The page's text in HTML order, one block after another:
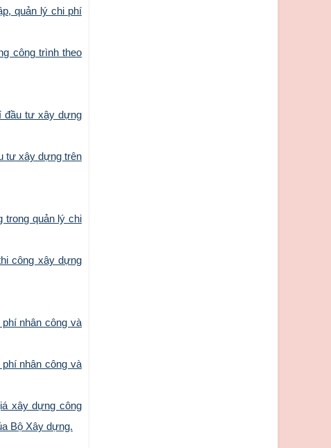
quản lý chi phí
công trình theo
đầu tư xây dựng
tư xây dựng trên
trong quản lý chi
công xây dựng
nhân công và
nhân công và
xây dựng công
Bộ Xây dựng.